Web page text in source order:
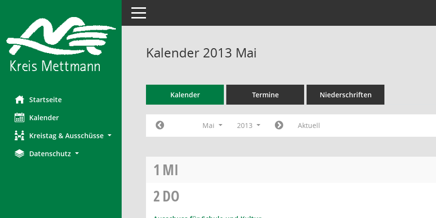
Startseite
Kalender
Kreistag & Ausschüsse
Datenschutz
Toggle navigation
Kalender 2013 Mai
Kalender Termine Niederschriften
Mai 2013 Aktuell
1 MI
2DO